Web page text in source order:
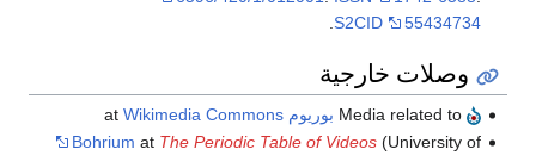
S2CID
55434734
وصلات خارجية
Media related to بوريوم at
Wikimedia Commons
Bohrium at The Periodic Table of Videos(University of